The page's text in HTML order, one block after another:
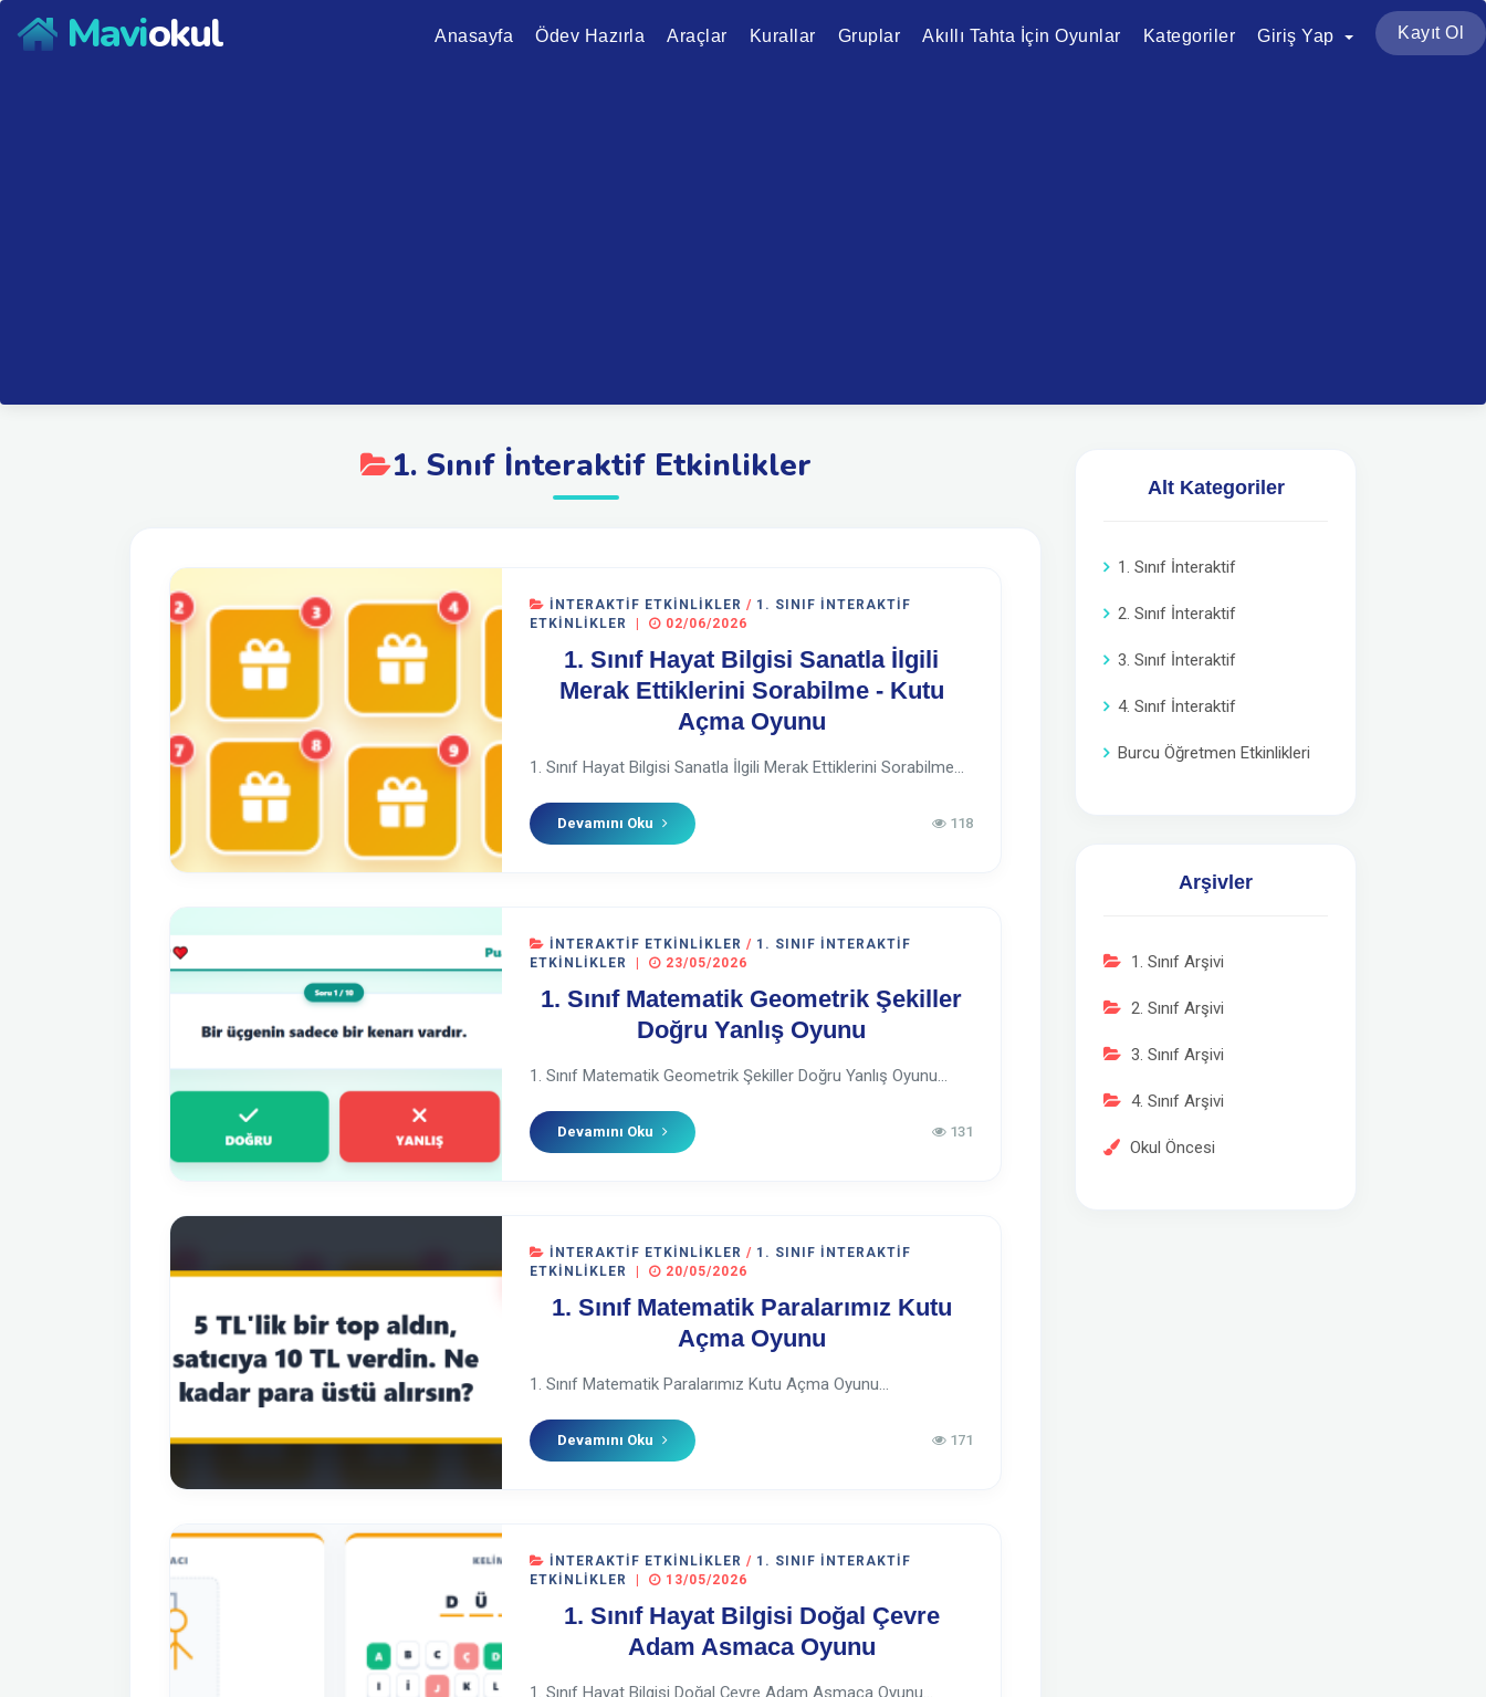
Maviokul Anasayfa Ödev Hazırla Araçlar Kurallar Gruplar Akıllı Tahta İçin Oyunlar Kategoriler Giriş Yap Kayıt Ol
1. Sınıf İnteraktif Etkinlikler
İNTERAKTIF ETKINLIKLER / 1. SINIF İNTERAKTIF
ETKINLIKLER
02/06/2026
1. Sınıf Hayat Bilgisi Sanatla İlgili
Merak Ettiklerini Sorabilme - Kutu
Açma Oyunu
1. Sınıf Hayat Bilgisi Sanatla İlgili Merak Ettiklerini Sorabilme...
Devamını Oku 118
İNTERAKTIF ETKINLIKLER / 1. SINIF İNTERAKTIF
ETKINLIKLER
23/05/2026
1. Sınıf Matematik Geometrik Şekiller
Doğru Yanlış Oyunu
1. Sınıf Matematik Geometrik Şekiller Doğru Yanlış Oyunu...
Devamını Oku 131
İNTERAKTIF ETKINLIKLER / 1. SINIF İNTERAKTIF
ETKINLIKLER
20/05/2026
1. Sınıf Matematik Paralarımız Kutu
Açma Oyunu
1. Sınıf Matematik Paralarımız Kutu Açma Oyunu...
Devamını Oku 171
İNTERAKTIF ETKINLIKLER / 1. SINIF İNTERAKTIF
ETKINLIKLER
13/05/2026
1. Sınıf Hayat Bilgisi Doğal Çevre
Adam Asmaca Oyunu
1. Sınıf Hayat Bilgisi Doğal Çevre Adam Asmaca Oyunu...
Alt Kategoriler
1. Sınıf İnteraktif
2. Sınıf İnteraktif
3. Sınıf İnteraktif
4. Sınıf İnteraktif
Burcu Öğretmen Etkinlikleri
Arşivler
1. Sınıf Arşivi
2. Sınıf Arşivi
3. Sınıf Arşivi
4. Sınıf Arşivi
Okul Öncesi